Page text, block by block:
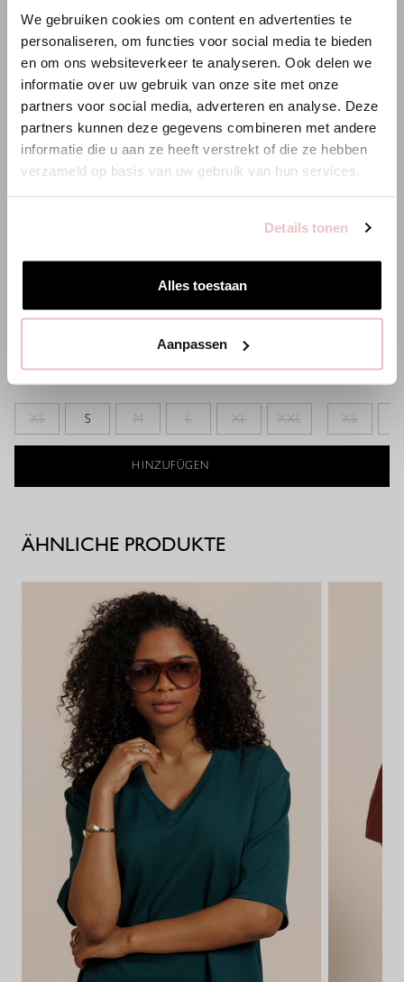
We gebruiken cookies om content en advertenties te
personaliseren, om functies voor social media te bieden
en om ons websiteverkeer te analyseren. Ook delen we
informatie over uw gebruik van onze site met onze
partners voor social media, adverteren en analyse. Deze
partners kunnen deze gegevens combineren met andere
informatie die u aan ze heeft verstrekt of die ze hebben
verzameld op basis van uw gebruik van hun services.
Details tonen
Alles toestaan
Aanpassen
FLAIR BND DENIM TROUSERS - DENIM LIGHT
159,95 €
XS S M L XL XXL
HINZUFÜGEN
109,95 €
XS
ÄHNLICHE PRODUKTE
ANNELOES
Es scheint, dass du uns von einem anderen Land aus
Bist du am richtigen Ort?
Zur niederländischen Seite wechseln